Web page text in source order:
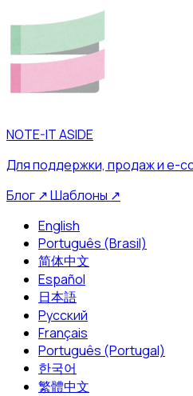
NOTE-IT ASIDE
Для поддержки, продаж и e-
Блог ↗Шаблоны ↗
English
Português (Brasil)
简体中文
Español
日本語
Русский
Français
Português (Portugal)
한국어
繁體中文